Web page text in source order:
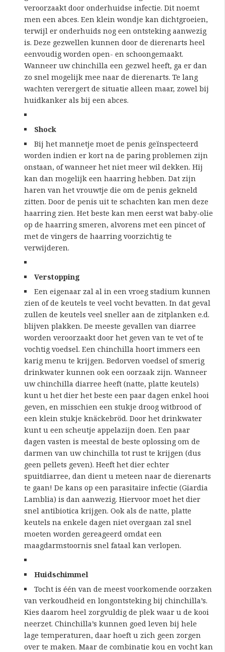
veroorzaakt door onderhuidse infectie. Dit noemt
men een abces. Een klein wondje kan dichtgroeien,
terwijl er onderhuids nog een ontsteking aanwezig
is. Deze gezwellen kunnen door de dierenarts heel
eenvoudig worden open- en schoongemaakt.
Wanneer uw chinchilla een gezwel heeft, ga er dan
zo snel mogelijk mee naar de dierenarts. Te lang
wachten verergert de situatie alleen maar, zowel bij
huidkanker als bij een abces.
Shock
Bij het mannetje moet de penis geïnspecteerd
worden indien er kort na de paring problemen zijn
onstaan, of wanneer het niet meer wil dekken. Hij
kan dan mogelijk een haarring hebben. Dat zijn
haren van het vrouwtje die om de penis gekneld
zitten. Door de penis uit te schachten kan men deze
haarring zien. Het beste kan men eerst wat baby-olie
op de haarring smeren, alvorens met een pincet of
met de vingers de haarring voorzichtig te
verwijderen.
Verstopping
Een eigenaar zal al in een vroeg stadium kunnen
zien of de keutels te veel vocht bevatten. In dat geval
zullen de keutels veel sneller aan de zitplanken e.d.
blijven plakken. De meeste gevallen van diarree
worden veroorzaakt door het geven van te vet of te
vochtig voedsel. Een chinchilla hoort immers een
karig menu te krijgen. Bedorven voedsel of smerig
drinkwater kunnen ook een oorzaak zijn. Wanneer
uw chinchilla diarree heeft (natte, platte keutels)
kunt u het dier het beste een paar dagen enkel hooi
geven, en misschien een stukje droog witbrood of
een klein stukje knäckebröd. Door het drinkwater
kunt u een scheutje appelazijn doen. Een paar
dagen vasten is meestal de beste oplossing om de
darmen van uw chinchilla tot rust te krijgen (dus
geen pellets geven). Heeft het dier echter
spuitdiarree, dan dient u meteen naar de dierenarts
te gaan! De kans op een parasitaire infectie (Giardia
Lamblia) is dan aanwezig. Hiervoor moet het dier
snel antibiotica krijgen. Ook als de natte, platte
keutels na enkele dagen niet overgaan zal snel
moeten worden gereageerd omdat een
maagdarmstoornis snel fataal kan verlopen.
Huidschimmel
Tocht is één van de meest voorkomende oorzaken
van verkoudheid en longontsteking bij chinchilla’s.
Kies daarom heel zorgvuldig de plek waar u de kooi
neerzet. Chinchilla’s kunnen goed leven bij hele
lage temperaturen, daar hoeft u zich geen zorgen
over te maken. Maar de combinatie kou en vocht kan